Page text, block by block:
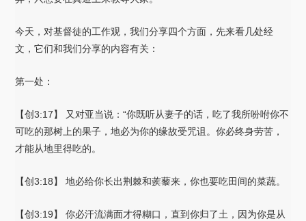
今天，对基督徒的工作观，我们分享四个方面，先来看几处经
文，它们和我们分享的内容有关：
第一处：
【创3:17】 又对亚当说：“你既听从妻子的话，吃了我所吩咐你不
可吃的那树上的果子，地必为你的缘故受咒诅。你必终身劳苦，
才能从地里得吃的。
【创3:18】 地必给你长出荆棘和蒺藜来，你也要吃田间的菜蔬。
【创3:19】 你必汗流满面才得糊口，直到你归了土，因为你是从